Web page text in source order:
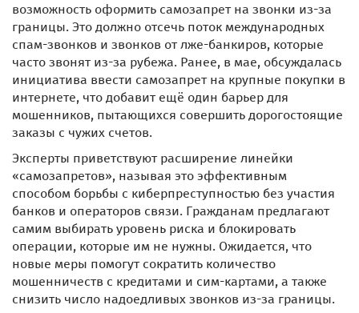
возможность оформить самозапрет на звонки из-за
границы. Это должно отсечь поток международных
спам-звонков и звонков от лже-банкиров, которые
часто звонят из-за рубежа. Ранее, в мае, обсуждалась
инициатива ввести самозапрет на крупные покупки в
интернете, что добавит ещё один барьер для
мошенников, пытающихся совершить дорогостоящие
заказы с чужих счетов.
Эксперты приветствуют расширение линейки
«самозапретов», называя это эффективным
способом борьбы с киберпреступностью без участия
банков и операторов связи. Гражданам предлагают
самим выбирать уровень риска и блокировать
операции, которые им не нужны. Ожидается, что
новые меры помогут сократить количество
мошенничеств с кредитами и сим-картами, а также
снизить число надоедливых звонков из-за границы.